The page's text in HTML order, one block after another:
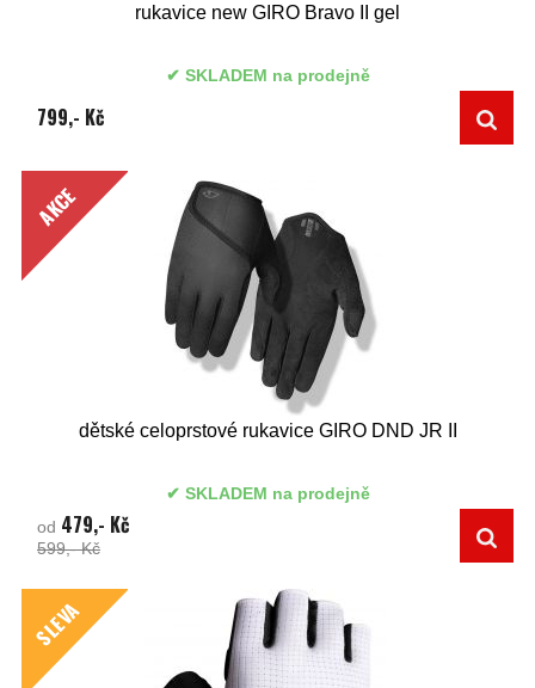
rukavice new GIRO Bravo II gel
SKLADEM na prodejně
799,- Kč
AKCE
dětské celoprstové rukavice GIRO DND JR II
SKLADEM na prodejně
od 479,- Kč
599,- Kč
SLEVA